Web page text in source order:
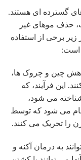
گسترده ای هستند.
حذف موهای غیر
برخی از استفاده
است:
چین و چروک ها،
این فرآیند، که
می شود،
می شود که توسط
را تحریک می کنند.
به درمان آکنه و